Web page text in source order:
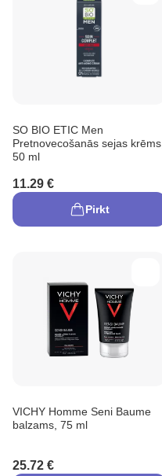
SO BIO ETIC Men
Pretnovecošanās sejas krēms,
50 ml
11.29 €
Pirkt
VICHY Homme Seni Baume
balzams, 75 ml
25.72 €